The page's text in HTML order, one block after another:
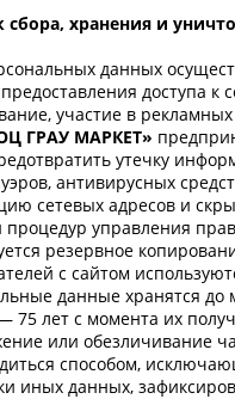
сбора, хранения и
данных
доступа к
участие в
ГРАУ МАРКЕТ»
утечку
антивирусных
сетевых адресов и
процедур управления
резервное
с сайтом
данные хранятся
75 лет с момента их
или обезличивание
способом,
иных данных,